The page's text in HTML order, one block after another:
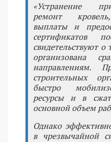
«Устранение
ремонт
выплаты и
сертификатов
свидетельствуют
организована
направлениям.
строительных
быстро
ресурсы и в
основной объем
Однако
в чрезвычайной